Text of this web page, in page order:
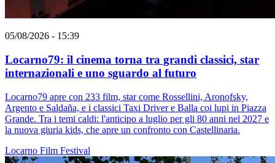
05/08/2026 - 15:39
Locarno79: il cinema torna tra grandi classici, star
internazionali e uno sguardo al futuro
Locarno79 apre con 233 film, star come Rossellini, Aronofsky,
Argento e Saldaña, e i classici Taxi Driver e Balla coi lupi in Piazza
Grande. Tra i temi caldi: l'anticipo a luglio per gli 80 anni nel 2027 e
la nuova giuria kids, che apre un confronto con Castellinaria.
Locarno Film Festival